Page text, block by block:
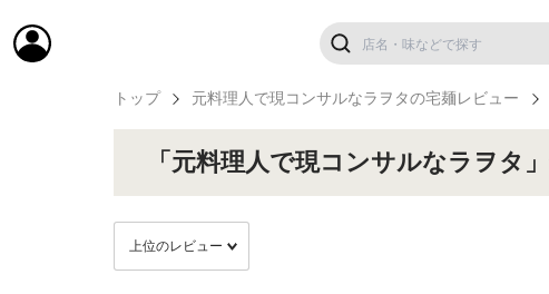
トップ 元料理人で現コンサルなラヲタの宅麺レビュー
「元料理人で現コンサルなラヲタ